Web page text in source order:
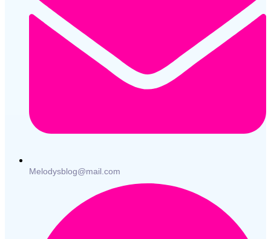
Melodysblog@mail.com